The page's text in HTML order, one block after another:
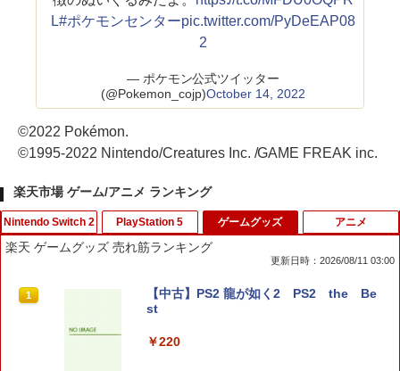
L#ポケモンセンターpic.twitter.com/PyDeEAP08
2
— ポケモン公式ツイッター
(@Pokemon_cojp)October 14, 2022
©2022 Pokémon.
©1995-2022 Nintendo/Creatures Inc. /GAME FREAK inc.
楽天市場 ゲーム/アニメ ランキング
Nintendo Switch 2 PlayStation 5 ゲームグッズ
楽天 ゲームグッズ 売れ筋ランキング
更新日時：2026/08/11 03:00
1
【中古】PS2 龍が如く2 PS2 the Be
st
￥220
アニメ